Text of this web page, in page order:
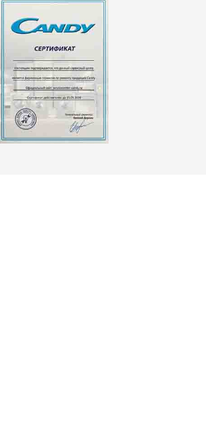
Заказать
Заказать